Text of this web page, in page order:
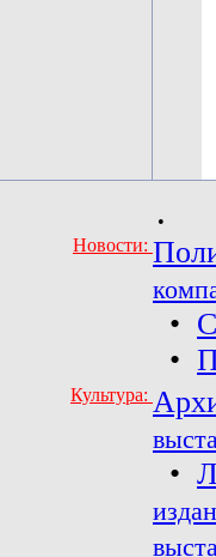
•
Новости:
•
•
Культура:
•